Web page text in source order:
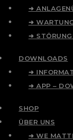
➜
➜
➜
DOWNLOADS
➜
➜ APP –
SHOP
ÜBER UNS
➜ WE